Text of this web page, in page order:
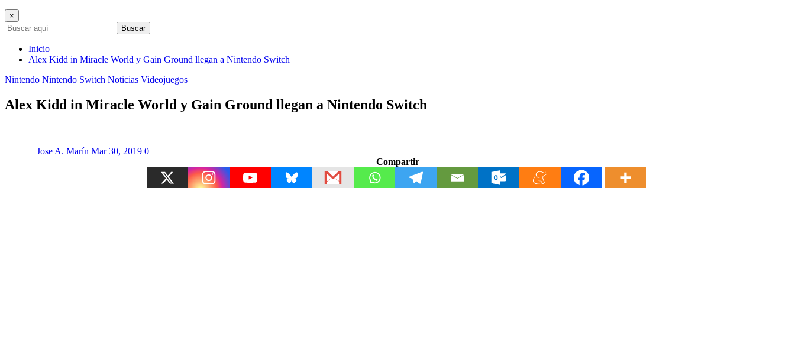
×
Buscar
Inicio
Alex Kidd in Miracle World y Gain Ground llegan a Nintendo Switch
Nintendo Nintendo Switch Noticias Videojuegos
Alex Kidd in Miracle World y Gain Ground llegan a Nintendo Switch
Jose A. Marín Mar 30, 2019 0
Compartir